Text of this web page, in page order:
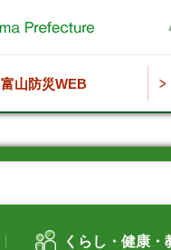
富山防災WEB
くらし・健康・